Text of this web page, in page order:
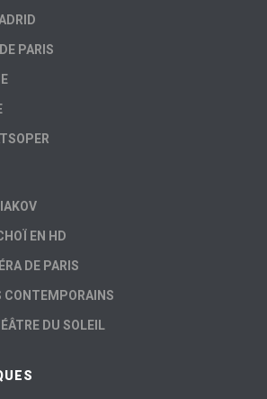
PARIS
EN HD
DE PARIS
CONTEMPORAINS
DU SOLEIL